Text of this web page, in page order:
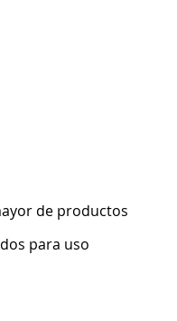
de productos
para uso